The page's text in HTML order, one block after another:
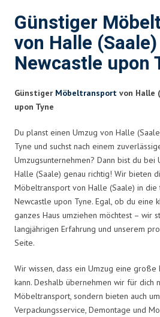
Günstiger
von Halle
Newcastle upon
Günstiger Möbeltransport von Halle
upon Tyne
Du planst einen Umzug von Halle
Tyne und suchst nach einem
Umzugsunternehmen? Dann bist du
Halle (Saale) genau richtig! Wir bieten
Möbeltransport von Halle (Saale) in die
Newcastle upon Tyne. Egal, ob du eine
ganzes Haus umziehen möchtest – wir
langjährigen Erfahrung und unserem
Seite.
Wir wissen, dass ein Umzug eine
kann. Deshalb übernehmen wir für dich
Möbeltransport, sondern bieten auch
Verpackungsservice, Demontage und